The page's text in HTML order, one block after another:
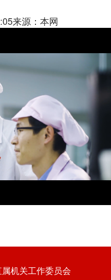
来源：本网
机关工作委员会